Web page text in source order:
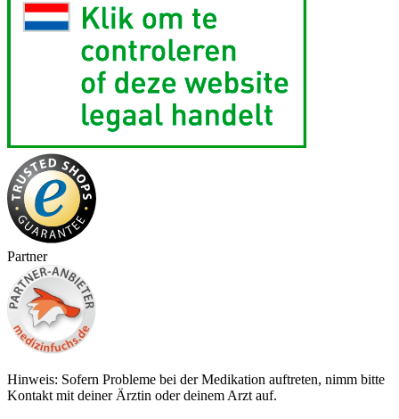
Partner
Hinweis: Sofern Probleme bei der Medikation auftreten, nimm bitte
Kontakt mit deiner Ärztin oder deinem Arzt auf.